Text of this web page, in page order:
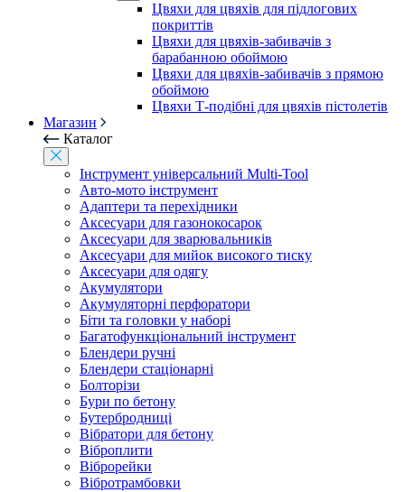
Цвяхи для цвяхів для підлогових
покриттів
Цвяхи для цвяхів-забивачів з
барабанною обоймою
Цвяхи для цвяхів-забивачів з прямою
обоймою
Цвяхи Т-подібні для цвяхів пістолетів
Магазин
Каталог
Інструмент універсальний Multi-Tool
Авто-мото інструмент
Адаптери та перехідники
Аксесуари для газонокосарок
Аксесуари для зварювальників
Аксесуари для мийок високого тиску
Аксесуари для одягу
Акумулятори
Акумуляторні перфоратори
Біти та головки у наборі
Багатофункціональний інструмент
Блендери ручні
Блендери стаціонарні
Болторізи
Бури по бетону
Бутербродниці
Вібратори для бетону
Віброплити
Віброрейки
Вібротрамбовки